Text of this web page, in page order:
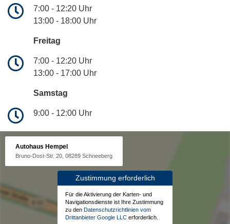
7:00 - 12:20 Uhr
13:00 - 18:00 Uhr
Freitag
7:00 - 12:20 Uhr
13:00 - 17:00 Uhr
Samstag
9:00 - 12:00 Uhr
Autohaus Hempel
Bruno-Dost-Str. 20, 08289 Schneeberg
Zustimmung erforderlich
Für die Aktivierung der Karten- und
Navigationsdienste ist Ihre Zustimmung
zu den Datenschutzrichtlinien vom
Drittanbieter Google LLC erforderlich.